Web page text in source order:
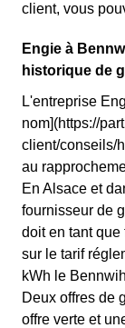
client, vous
Engie à
historique de
L'entreprise
nom](https://
client/conseils/
au
En Alsace et
fournisseur de
doit en tant
sur le tarif
kWh le
Deux offres de
offre verte et